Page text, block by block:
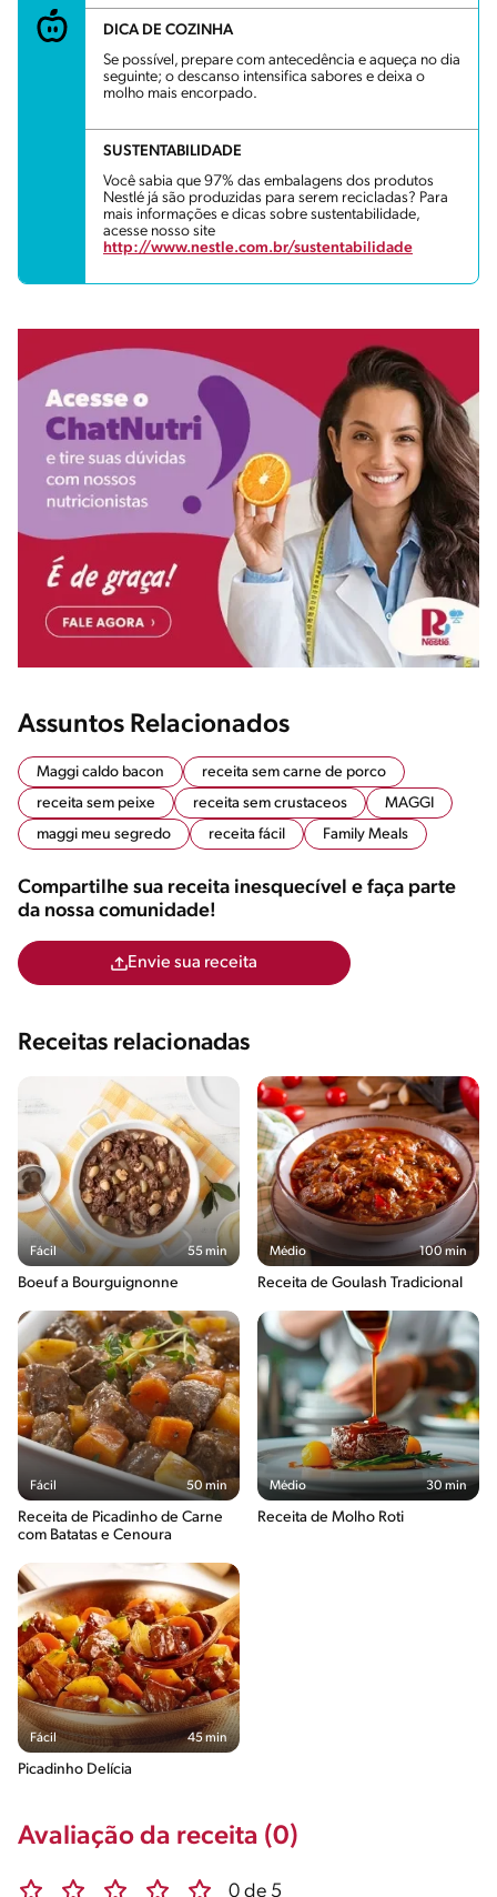
DICA DE COZINHA
Se possível, prepare com antecedência e aqueça no dia
seguinte; o descanso intensifica sabores e deixa o
molho mais encorpado.
SUSTENTABILIDADE
Você sabia que 97% das embalagens dos produtos
Nestlé já são produzidas para serem recicladas? Para
mais informações e dicas sobre sustentabilidade,
acesse nosso site
http://www.nestle.com.br/sustentabilidade
Assuntos Relacionados
Maggi caldo bacon
receita sem carne de porco
receita sem peixe
receita sem crustaceos
MAGGI
maggi meu segredo
receita fácil Family Meals
Compartilhe sua receita inesquecível e faça parte
da nossa comunidade!
Envie sua receita
Receitas relacionadas
Fácil 55 min
Boeuf a Bourguignonne
Médio 100 min
Receita de Goulash Tradicional
Fácil 50 min
Receita de Picadinho de Carne
com Batatas e Cenoura
Médio 30 min
Receita de Molho Roti
Fácil 45 min
Picadinho Delícia
Avaliação da receita (0)
0 de 5